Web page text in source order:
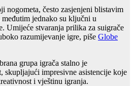
nogometa, često zasjenjeni blistavim
jednako su ključni u
Umijeće stvaranja prilika za suigrače
razumijevanje igre, piše Globe
grupa igrača stalno je
skupljajući impresivne asistencije koje
i vještinu igranja.